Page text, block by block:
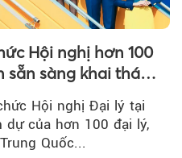
Hội nghị hơn 100
sẵn sàng khai thác
- Thâm Quyến
Hội nghị Đại lý tại
dự của hơn 100 đại lý,
Quốc...